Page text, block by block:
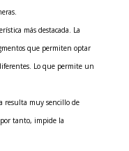
más destacada. La
que permiten optar
Lo que permite un
resulta muy sencillo de
tanto, impide la